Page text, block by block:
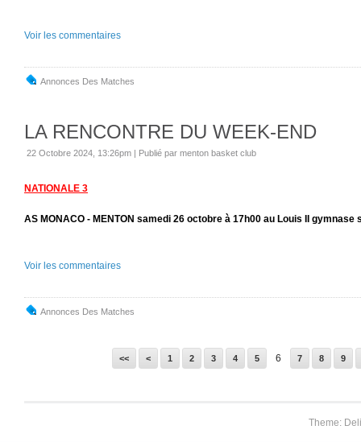
Voir les commentaires
Annonces Des Matches
LA RENCONTRE DU WEEK-END
22 Octobre 2024, 13:26pm | Publié par menton basket club
NATIONALE 3
AS MONACO - MENTON samedi 26 octobre à 17h00 au Louis II gymnase
Voir les commentaires
Annonces Des Matches
<< < 1 2 3 4 5 6 7 8 9
Theme: